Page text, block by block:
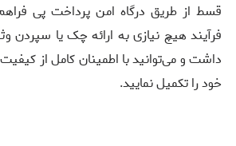
قسط از طریق درگاه امن پرداخت پی
فرآیند هیچ نیازی به ارائه چک یا سپردن
داشت و می‌توانید با اطمینان کامل از کیفیت
خود را تکمیل نمایید.